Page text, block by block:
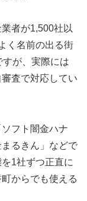
者が1,500社以
く名前の出る街
が、実際には
査で対応してい
フト闇金ハナ
るきん」などで
1社ずつ正直に
からでも使える